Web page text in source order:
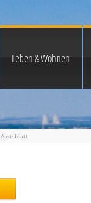
Leben & Wohnen
Amtsblatt